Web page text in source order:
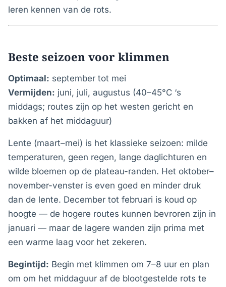
leren kennen van de rots.
Beste seizoen voor klimmen
Optimaal: september tot mei
Vermijden: juni, juli, augustus (40–45°C ‘s
middags; routes zijn op het westen gericht en
bakken af het middaguur)
Lente (maart–mei) is het klassieke seizoen: milde
temperaturen, geen regen, lange daglichturen en
wilde bloemen op de plateau-randen. Het oktober–
november-venster is even goed en minder druk
dan de lente. December tot februari is koud op
hoogte — de hogere routes kunnen bevroren zijn in
januari — maar de lagere wanden zijn prima met
een warme laag voor het zekeren.
Begintijd: Begin met klimmen om 7–8 uur en plan
om om het middaguur af de blootgestelde rots te